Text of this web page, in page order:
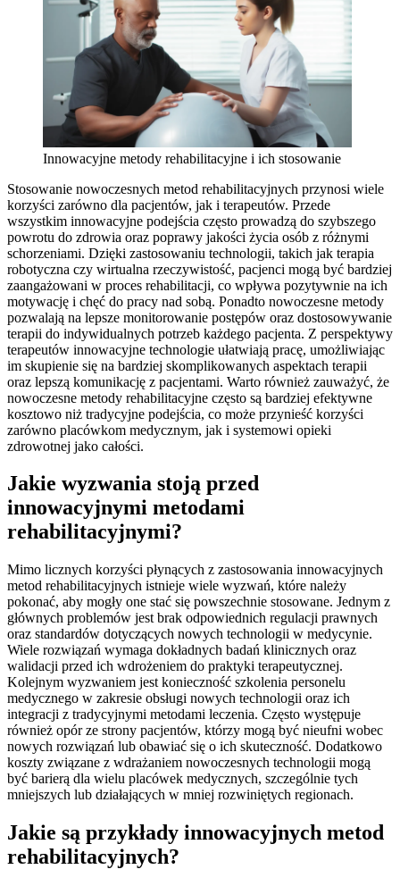
Innowacyjne metody rehabilitacyjne i ich stosowanie
Stosowanie nowoczesnych metod rehabilitacyjnych przynosi wiele
korzyści zarówno dla pacjentów, jak i terapeutów. Przede
wszystkim innowacyjne podejścia często prowadzą do szybszego
powrotu do zdrowia oraz poprawy jakości życia osób z różnymi
schorzeniami. Dzięki zastosowaniu technologii, takich jak terapia
robotyczna czy wirtualna rzeczywistość, pacjenci mogą być bardziej
zaangażowani w proces rehabilitacji, co wpływa pozytywnie na ich
motywację i chęć do pracy nad sobą. Ponadto nowoczesne metody
pozwalają na lepsze monitorowanie postępów oraz dostosowywanie
terapii do indywidualnych potrzeb każdego pacjenta. Z perspektywy
terapeutów innowacyjne technologie ułatwiają pracę, umożliwiając
im skupienie się na bardziej skomplikowanych aspektach terapii
oraz lepszą komunikację z pacjentami. Warto również zauważyć, że
nowoczesne metody rehabilitacyjne często są bardziej efektywne
kosztowo niż tradycyjne podejścia, co może przynieść korzyści
zarówno placówkom medycznym, jak i systemowi opieki
zdrowotnej jako całości.
Jakie wyzwania stoją przed
innowacyjnymi metodami
rehabilitacyjnymi?
Mimo licznych korzyści płynących z zastosowania innowacyjnych
metod rehabilitacyjnych istnieje wiele wyzwań, które należy
pokonać, aby mogły one stać się powszechnie stosowane. Jednym z
głównych problemów jest brak odpowiednich regulacji prawnych
oraz standardów dotyczących nowych technologii w medycynie.
Wiele rozwiązań wymaga dokładnych badań klinicznych oraz
walidacji przed ich wdrożeniem do praktyki terapeutycznej.
Kolejnym wyzwaniem jest konieczność szkolenia personelu
medycznego w zakresie obsługi nowych technologii oraz ich
integracji z tradycyjnymi metodami leczenia. Często występuje
również opór ze strony pacjentów, którzy mogą być nieufni wobec
nowych rozwiązań lub obawiać się o ich skuteczność. Dodatkowo
koszty związane z wdrażaniem nowoczesnych technologii mogą
być barierą dla wielu placówek medycznych, szczególnie tych
mniejszych lub działających w mniej rozwiniętych regionach.
Jakie są przykłady innowacyjnych metod
rehabilitacyjnych?